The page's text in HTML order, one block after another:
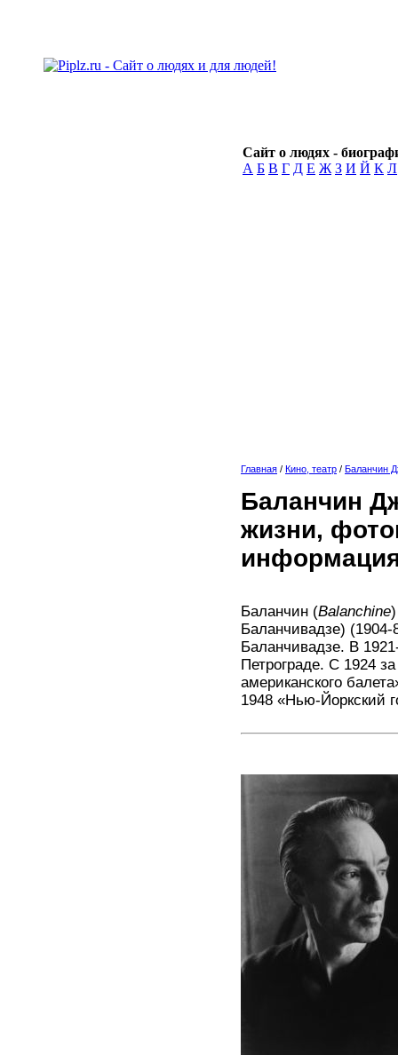
Сайт о людях -
А Б В Г Д Е Ж З И Й К Л
Главная / Кино, театр / Баланчин
Баланчин
жизни,
Баланчин (Balanchine
Баланчивадзе)
Баланчивадзе. В
Петрограде. С 1924
американского
1948 «Нью-Йоркский